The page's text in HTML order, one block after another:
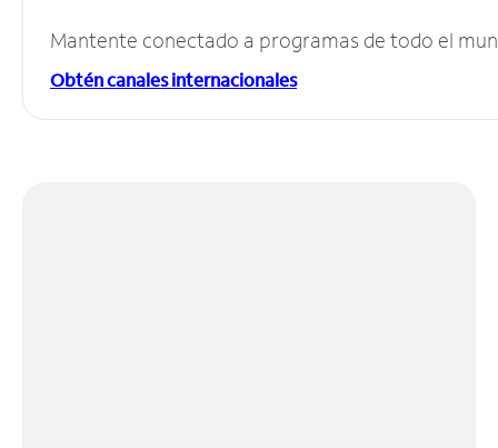
Mantente conectado a programas de todo el
Obtén canales internacionales